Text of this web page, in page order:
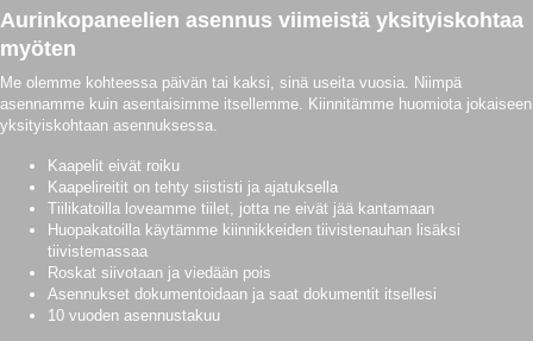
Aurinkopaneelien asennus viimeistä yksityiskohtaa
myöten
Me olemme kohteessa päivän tai kaksi, sinä useita vuosia. Niimpä
asennamme kuin asentaisimme itsellemme. Kiinnitämme huomiota jokaiseen
yksityiskohtaan asennuksessa.
Kaapelit eivät roiku
Kaapelireitit on tehty siististi ja ajatuksella
Tiilikatoilla loveamme tiilet, jotta ne eivät jää kantamaan
Huopakatoilla käytämme kiinnikkeiden tiivistenauhan lisäksi
tiivistemassaa
Roskat siivotaan ja viedään pois
Asennukset dokumentoidaan ja saat dokumentit itsellesi
10 vuoden asennustakuu